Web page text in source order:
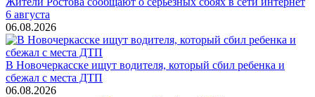
6 августа
06.08.2026
В Новочеркасске ищут водителя, который сбил ребенка и
сбежал с места ДТП
06.08.2026